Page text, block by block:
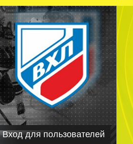
Вход для пользователей